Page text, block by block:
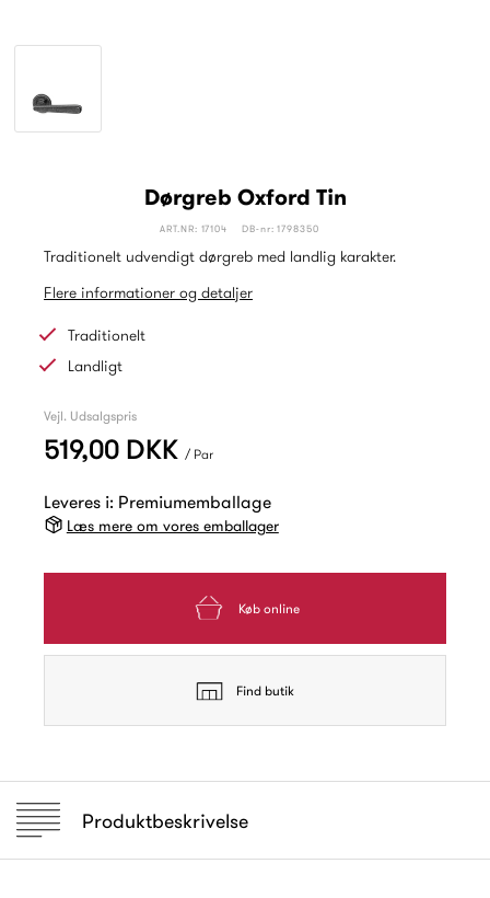
Dørgreb Oxford Tin
ART.NR: 17104 DB-nr: 1798350
Traditionelt udvendigt dørgreb med landlig karakter.
Flere informationer og detaljer
Traditionelt
Landligt
Vejl. Udsalgspris
519,00 DKK / Par
Leveres i: Premiumemballage
Læs mere om vores emballager
Køb online
Find butik
Produktbeskrivelse